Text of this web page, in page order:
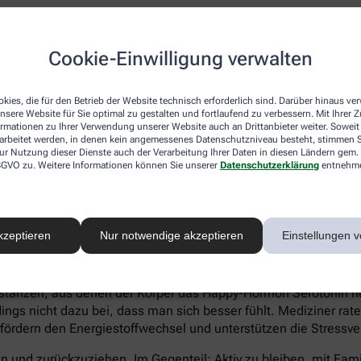
Cookie-Einwilligung verwalten
die für den Betrieb der Website technisch erforderlich sind. Darüber hinaus
Website für Sie optimal zu gestalten und fortlaufend zu verbessern. Mit Ihrer
zu Ihrer Verwendung unserer Website auch an Drittanbieter weiter. Soweit
werden, in denen kein angemessenes Datenschutzniveau besteht, stimmen
Nutzung dieser Dienste auch der Verarbeitung Ihrer Daten in diesen Ländern
zu. Weitere Informationen können Sie unserer Datenschutzerklärung
Nur notwendige akzeptieren Einstellungen
eher Ein- und Durchschlafstörungen anstatt eines
Heißhungerattacken. Ein Anzeichen für eine
sich zu kaum etwas aufraffen und sind permanent
sind typisch.
– auch wenn ein Angehöriger betroffen ist – sollte man
Deutsche Depressionshilfe auf:
Süßkram sind. Schokolade macht tatsächlich glücklich.
aus denen der Körper das Happy-Hormon Serotonin
nicht dazu bei, dass man sich besser fühlt. Mediziner
den Energiestoffwechsel und unterstützen die